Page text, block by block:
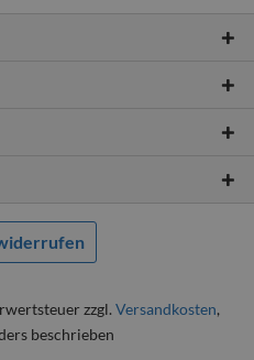
zzgl. Versandkosten,
beschrieben